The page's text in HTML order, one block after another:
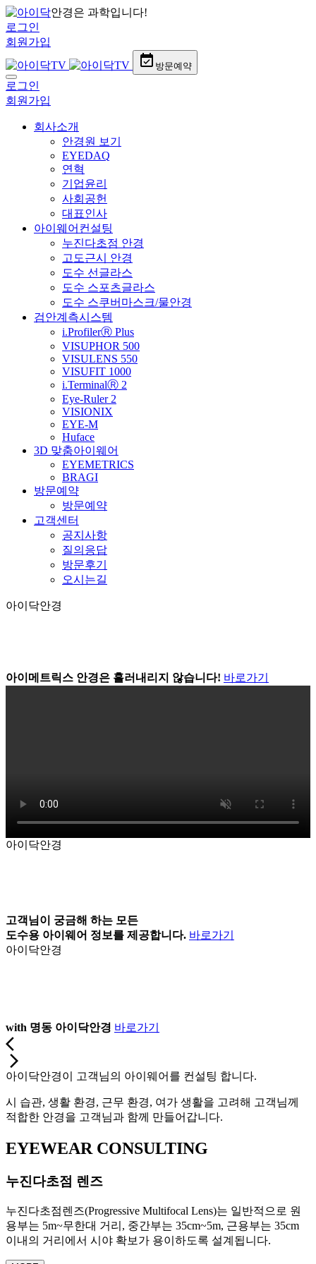
안경은 과학입니다!
로그인
회원가입
event_available 방문예약
로그인
회원가입
회사소개
안경원 보기
EYEDAQ
연혁
기업윤리
사회공헌
대표인사
아이웨어컨설팅
누진다초점 안경
고도근시 안경
도수 선글라스
도수 스포츠글라스
도수 스쿠버마스크/물안경
검안계측시스템
i.ProfilerⓇ Plus
VISUPHOR 500
VISULENS 550
VISUFIT 1000
i.TerminalⓇ 2
Eye-Ruler 2
VISIONIX
EYE-M
Huface
3D 맞춤아이웨어
EYEMETRICS
BRAGI
방문예약
방문예약
고객센터
공지사항
질의응답
방문후기
오시는길
아이닥안경
아이메트릭스 안경은 흘러내리지 않습니다! 바로가기
아이닥안경
고객님이 궁금해 하는 모든
도수용 아이웨어 정보를 제공합니다. 바로가기
아이닥안경
with 명동 아이닥안경 바로가기
arrow_back_ios
arrow_forward_ios
아이닥안경이 고객님의 아이웨어를 컨설팅 합니다.
시 습관, 생활 환경, 근무 환경, 여가 생활을 고려해 고객님께
적합한 안경을 고객님과 함께 만들어갑니다.
EYEWEAR CONSULTING
누진다초점 렌즈
누진다초점렌즈(Progressive Multifocal Lens)는 일반적으로 원
용부는 5m~무한대 거리, 중간부는 35cm~5m, 근용부는 35cm
이내의 거리에서 시야 확보가 용이하도록 설계됩니다.